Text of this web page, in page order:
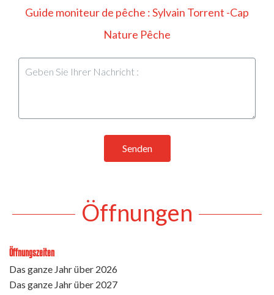
Guide moniteur de pêche : Sylvain Torrent -Cap
Nature Pêche
Senden
Öffnungen
Öffnungszeiten
Das ganze Jahr über 2026
Das ganze Jahr über 2027